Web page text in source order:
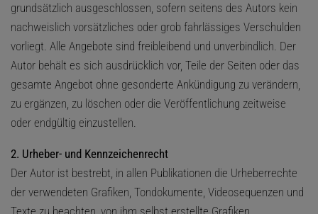
grundsätzlich ausgeschlossen, sofern seitens des Autors kein
nachweislich vorsätzliches oder grob fahrlässiges Verschulden
vorliegt. Alle Angebote sind freibleibend und unverbindlich. Der
Autor behält es sich ausdrücklich vor, Teile der Seiten oder das
gesamte Angebot ohne gesonderte Ankündigung zu verändern,
zu ergänzen, zu löschen oder die Veröffentlichung zeitweise
oder endgültig einzustellen.
2. Urheber- und Kennzeichenrecht
Der Autor ist bestrebt, in allen Publikationen die Urheberrechte
der verwendeten Grafiken, Tondokumente, Videosequenzen und
Texte zu beachten, von ihm selbst erstellte Grafiken,